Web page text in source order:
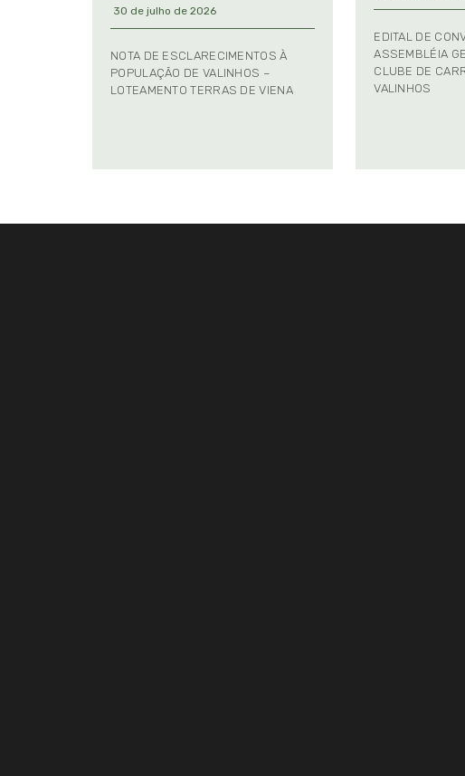
30 de julho de 2026
NOTA DE ESCLARECIMENTOS À
POPULAÇÃO DE VALINHOS –
LOTEAMENTO TERRAS DE VIENA
EDITAL DE
ASSEMBLÉIA
CLUBE DE
VALINHOS